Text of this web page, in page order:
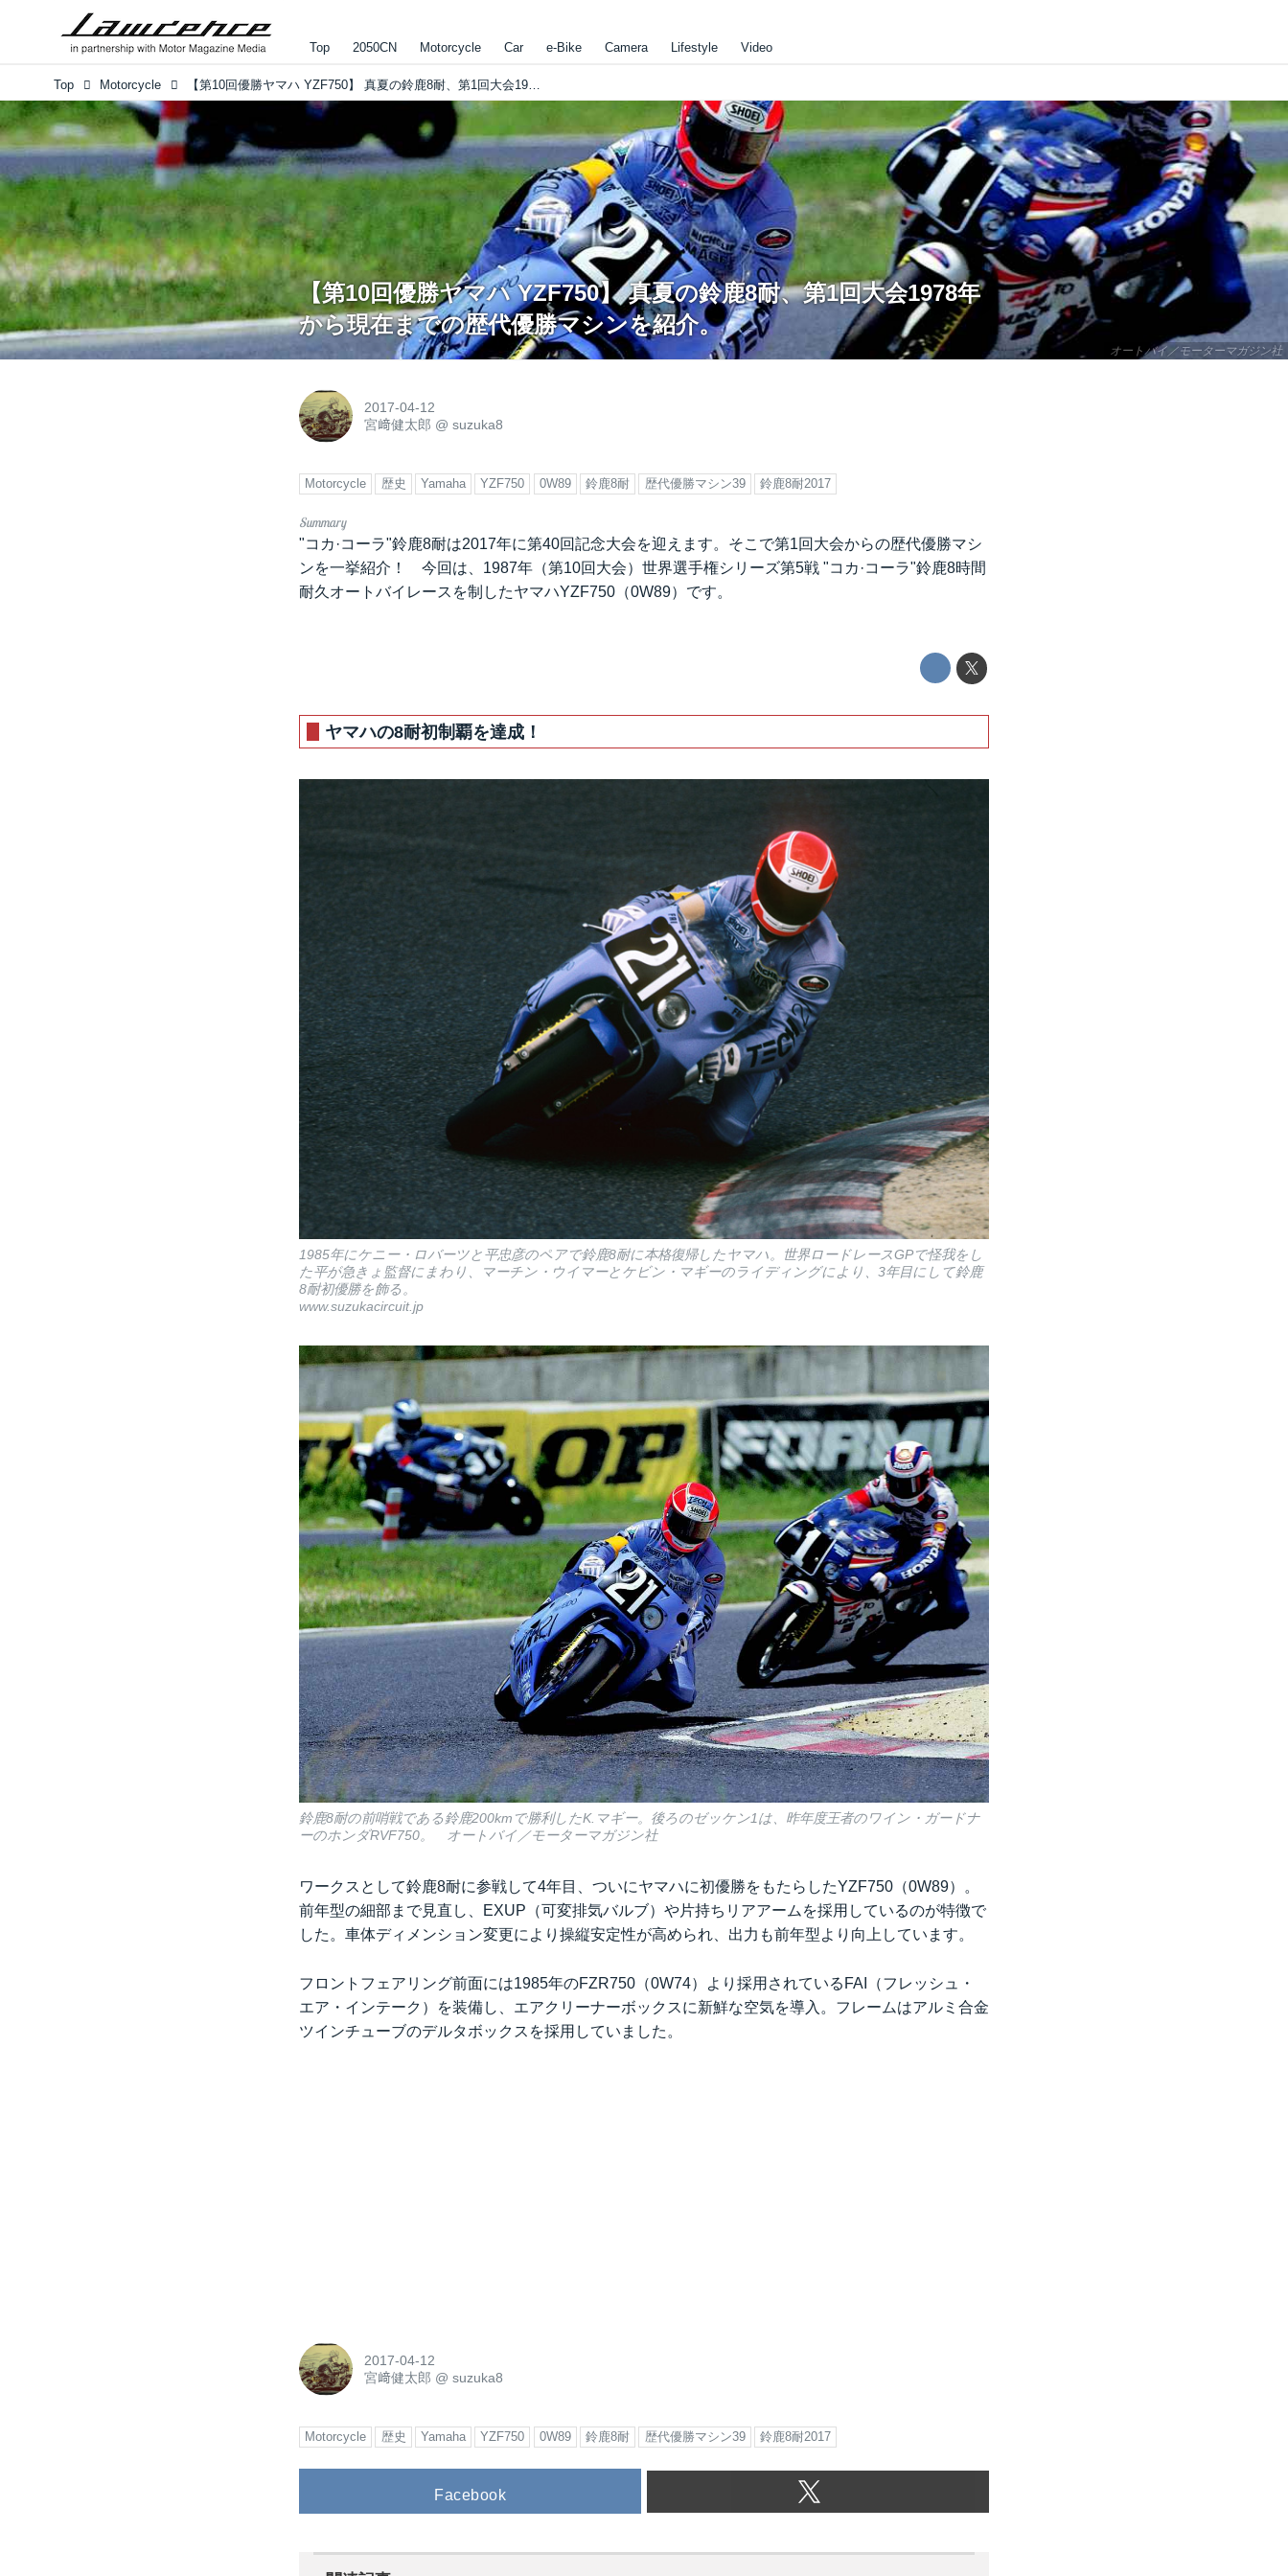
Top 2050CN Motorcycle Car e-Bike Camera Lifestyle Video
Top Motorcycle 【第10回優勝ヤマハ YZF750】 真夏の鈴鹿8耐、第1回大会1978年から現在までの歴代優勝マシンを紹介。
オートバイ／モーターマガジン社
【第10回優勝ヤマハ YZF750】 真夏の鈴鹿8耐、第1回大会1978年
から現在までの歴代優勝マシンを紹介。
2017-04-12
宮﨑健太郎 @suzuka8
Motorcycle 歴史 Yamaha YZF750 0W89 鈴鹿8耐 歴代優勝マシン39 鈴鹿8耐2017
"コカ·コーラ"鈴鹿8耐は2017年に第40回記念大会を迎えます。そこで第1回大会からの歴代優勝マシ
ンを一挙紹介！ 今回は、1987年（第10回大会）世界選手権シリーズ第5戦 "コカ·コーラ"鈴鹿8時間
耐久オートバイレースを制したヤマハYZF750（0W89）です。
ヤマハの8耐初制覇を達成！
1985年にケニー・ロバーツと平忠彦のペアで鈴鹿8耐に本格復帰したヤマハ。世界ロードレースGPで怪我をし
た平が急きょ監督にまわり、マーチン・ウイマーとケビン・マギーのライディングにより、3年目にして鈴鹿
8耐初優勝を飾る。
www.suzukacircuit.jp
鈴鹿8耐の前哨戦である鈴鹿200kmで勝利したK.マギー。後ろのゼッケン1は、昨年度王者のワイン・ガードナ
ーのホンダRVF750。 オートバイ／モーターマガジン社
ワークスとして鈴鹿8耐に参戦して4年目、ついにヤマハに初優勝をもたらしたYZF750（0W89）。
前年型の細部まで見直し、EXUP（可変排気バルブ）や片持ちリアアームを採用しているのが特徴で
した。車体ディメンション変更により操縦安定性が高められ、出力も前年型より向上しています。
フロントフェアリング前面には1985年のFZR750（0W74）より採用されているFAI（フレッシュ・
エア・インテーク）を装備し、エアクリーナーボックスに新鮮な空気を導入。フレームはアルミ合金
ツインチューブのデルタボックスを採用していました。
2017-04-12
宮﨑健太郎 @suzuka8
Motorcycle 歴史 Yamaha YZF750 0W89 鈴鹿8耐 歴代優勝マシン39 鈴鹿8耐2017
Facebook